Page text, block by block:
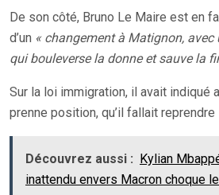
De son côté, Bruno Le Maire est en
d’un « changement à Matignon, avec
qui bouleverse la donne et sauve la
Sur la loi immigration, il avait indiqué
prenne position, qu’il fallait
Découvrez aussi : Kylian
inattendu envers Macron choque